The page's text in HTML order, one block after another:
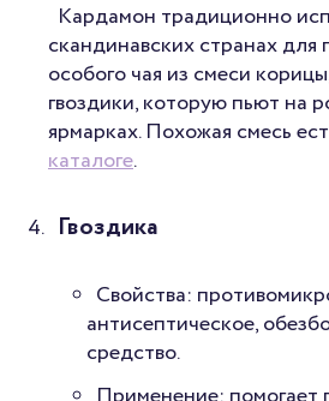
Кардамон традиционно
скандинавских странах для
особого чая из смеси
гвоздики, которую пьют на
ярмарках. Похожая смесь
каталоге.
Гвоздика
Свойства:
антисептическое,
средство.